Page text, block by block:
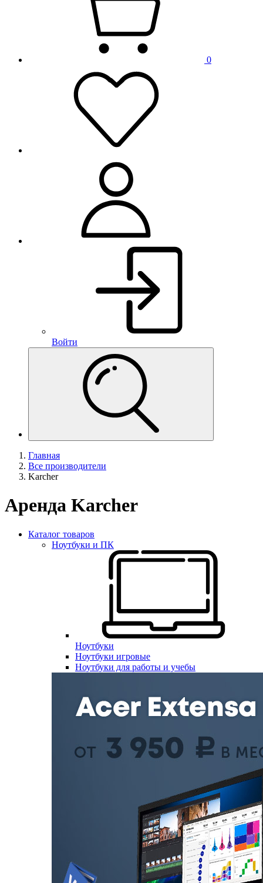
0
Войти
Главная
Все производители
Karcher
Аренда Karcher
Каталог товаров
Ноутбуки и ПК
Ноутбуки
Ноутбуки игровые
Ноутбуки для работы и учебы